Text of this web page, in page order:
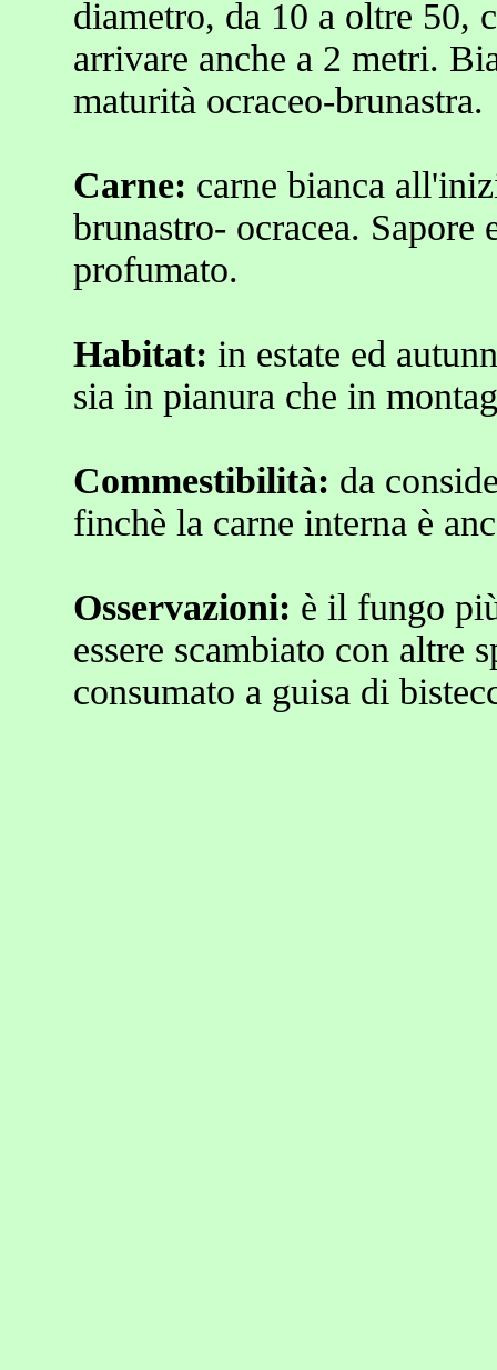
diametro, da 10 a oltre 50,
arrivare anche a 2 metri.
maturità ocraceo-brunastra.
Carne: carne bianca
brunastro- ocracea.
profumato.
Habitat: in estate ed
sia in pianura che in
Commestibilità: da
finchè la carne interna è
Osservazioni: è il fungo
essere scambiato con altre
consumato a guisa di